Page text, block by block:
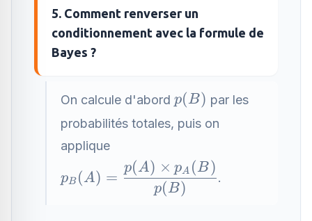
5. Comment renverser un
conditionnement avec la formule de
Bayes ?
On calcule d'abord p(B)
p(B) par les
probabilités totales, puis on
applique
p_B(A)=\dfrac{p(A)\times
p_A(B)}{p(B)}
pB (A) =
p(B)
p(A) × pA (B)
.